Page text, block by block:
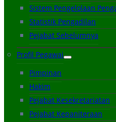
Sistem Pengelolaan
Statistik Pengadilan
Pejabat Sebelumnya
Profil Pegawai
Pimpinan
Hakim
Pejabat Kesekretariatan
Pejabat Kepaniteraan